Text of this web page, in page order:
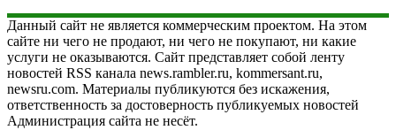
Данный сайт не является коммерческим проектом. На этом
сайте ни чего не продают, ни чего не покупают, ни какие
услуги не оказываются. Сайт представляет собой ленту
новостей RSS канала news.rambler.ru, kommersant.ru,
newsru.com. Материалы публикуются без искажения,
ответственность за достоверность публикуемых новостей
Администрация сайта не несёт.